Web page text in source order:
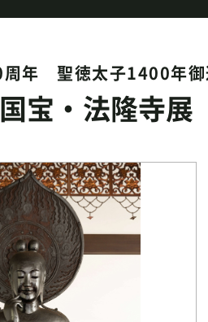
周年 聖徳太子1400年御
宝・法隆寺展